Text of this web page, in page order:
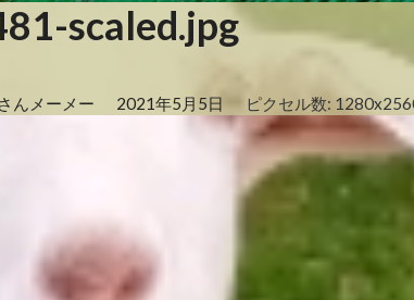
scaled.jpg
んメーメー 2021年5月5日 ピクセル数: